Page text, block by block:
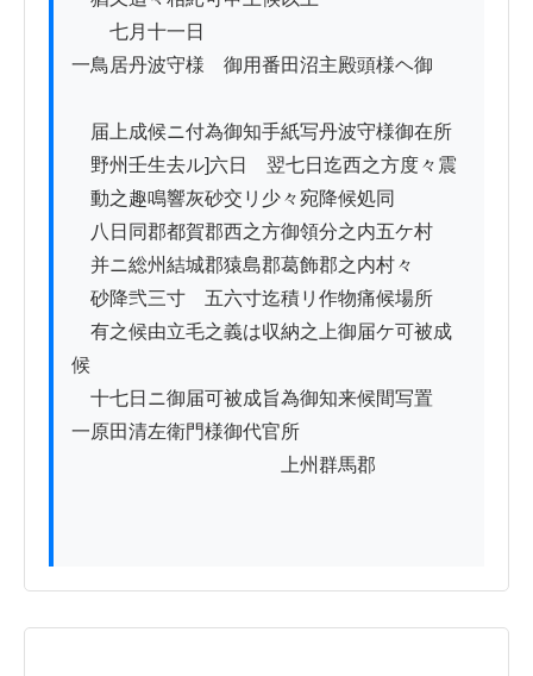
七月十一日
一鳥居丹波守様ゟ御用番田沼主殿頭様ヘ御
届上成候ニ付為御知手紙写丹波守様御在所
野州壬生去ル]六日ゟ翌七日迄西之方度々震
動之趣鳴響灰砂交リ少々宛降候処同
八日同郡都賀郡西之方御領分之内五ケ村
并ニ総州結城郡猿島郡葛飾郡之内村々
砂降弐三寸ゟ五六寸迄積リ作物痛候場所
有之候由立毛之義は収納之上御届ケ可被成
候
十七日ニ御届可被成旨為御知来候間写置
一原田清左衛門様御代官所
上州群馬郡